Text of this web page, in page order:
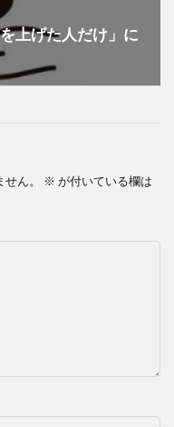
上げた人だけ」に
ん。 ※ が付いている欄は